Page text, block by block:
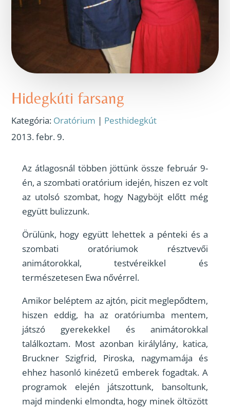
Hidegkúti farsang
Kategória: Oratórium | Pesthidegkút
2013. febr. 9.
Az átlagosnál többen jöttünk össze február 9-
én, a szombati oratórium idején, hiszen ez volt
az utolsó szombat, hogy Nagyböjt előtt még
együtt bulizzunk.
Örülünk, hogy együtt lehettek a pénteki és a
szombati oratóriumok résztvevői
animátorokkal, testvéreikkel és
természetesen Ewa nővérrel.
Amikor beléptem az ajtón, picit meglepődtem,
hiszen eddig, ha az oratóriumba mentem,
játszó gyerekekkel és animátorokkal
találkoztam. Most azonban királylány, katica,
Bruckner Szigfrid, Piroska, nagymamája és
ehhez hasonló kinézetű emberek fogadtak. A
programok elején játszottunk, bansoltunk,
majd mindenki elmondta, hogy minek öltözött